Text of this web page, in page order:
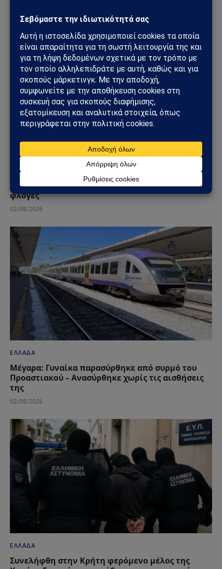
μπαίνει δυναμικά στο γεωπολιτικό παιχνίδι
05/08/2026
ΕΛΛΆΔΑ
Φωτιά στη Δυτική Αττική: Πύρινος κλοιός στα
Μέγαρα – Εκκενώσεις με 112 και μάχη με τις
φλόγες
02/08/2026
ΕΛΛΆΔΑ
Μέγαρα: Γυναίκα παρασύρθηκε από συρμό του
Προαστιακού – Ανασύρθηκε χωρίς τις αισθήσεις
της
02/08/2026
ΕΛΛΆΔΑ
Συνελήφθη στην Κρήτη φερόμενο μέλος της